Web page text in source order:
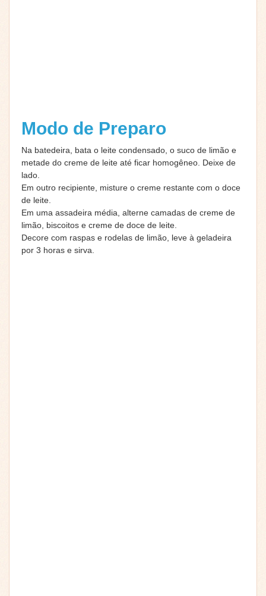
Modo de Preparo
Na batedeira, bata o leite condensado, o suco de limão e
metade do creme de leite até ficar homogêneo. Deixe de
lado.
Em outro recipiente, misture o creme restante com o doce
de leite.
Em uma assadeira média, alterne camadas de creme de
limão, biscoitos e creme de doce de leite.
Decore com raspas e rodelas de limão, leve à geladeira
por 3 horas e sirva.